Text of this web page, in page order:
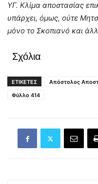
ΥΓ. Κλίμα αποστασίας
υπάρχει, όμως, ούτε
μόνο το Σκοπιανό και
Σχόλια
ΕΤΙΚΕΤΕΣ Απόστολος
Φύλλο 414